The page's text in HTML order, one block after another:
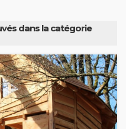
dans la catégorie